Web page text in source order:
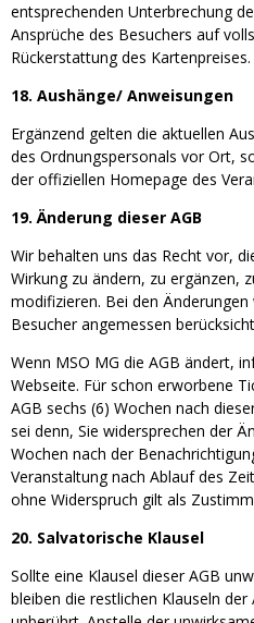
entsprechenden Unterbrechung
Ansprüche des Besuchers auf
Rückerstattung des Kartenpreises.
18. Aushänge/ Anweisungen
Ergänzend gelten die aktuellen
des Ordnungspersonals vor Ort,
der offiziellen Homepage des
19. Änderung dieser AGB
Wir behalten uns das Recht vor,
Wirkung zu ändern, zu ergänzen,
modifizieren. Bei den
Besucher angemessen
Wenn MSO MG die AGB ändert,
Webseite. Für schon erworbene
AGB sechs (6) Wochen nach
sei denn, Sie widersprechen der
Wochen nach der
Veranstaltung nach Ablauf des
ohne Widerspruch gilt als
20. Salvatorische Klausel
Sollte eine Klausel dieser AGB
bleiben die restlichen Klauseln der